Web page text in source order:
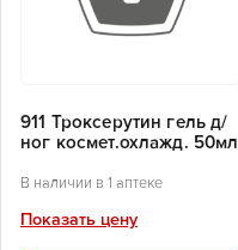
911 Троксерутин гель д/
ног космет.охлажд. 50мл
В наличии в 1 аптеке
Показать цену